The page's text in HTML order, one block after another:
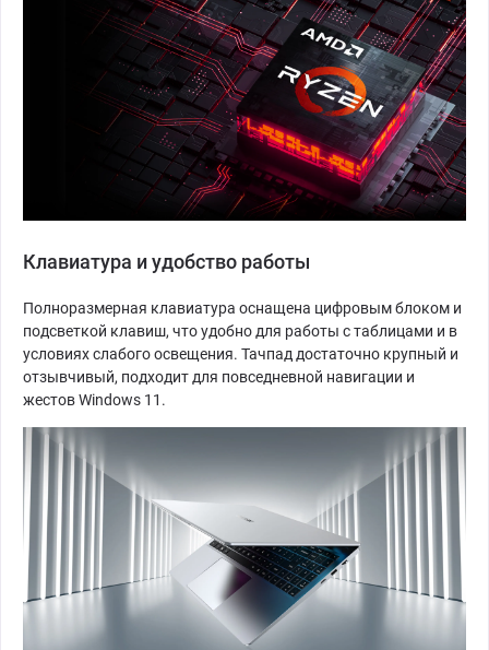
Клавиатура и удобство работы
Полноразмерная клавиатура оснащена цифровым блоком и
подсветкой клавиш, что удобно для работы с таблицами и в
условиях слабого освещения. Тачпад достаточно крупный и
отзывчивый, подходит для повседневной навигации и
жестов Windows 11.